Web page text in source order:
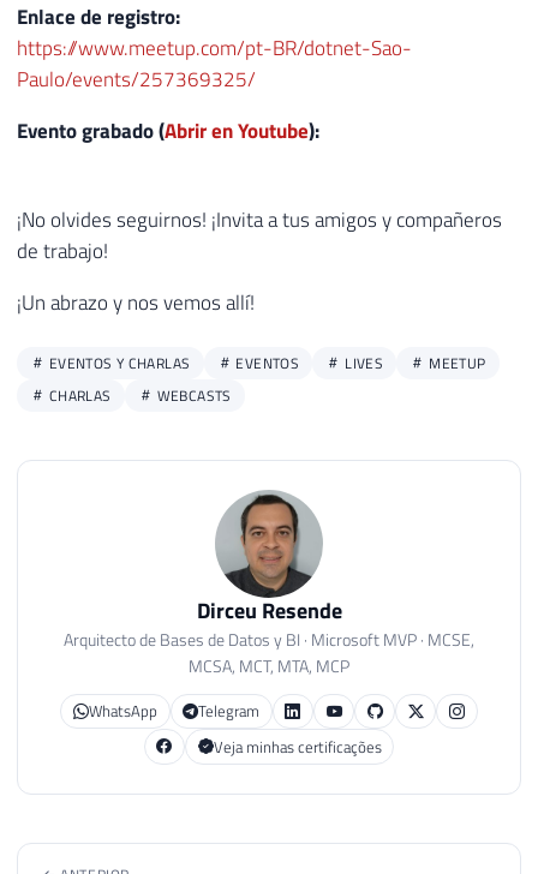
Enlace de registro:
https://www.meetup.com/pt-BR/dotnet-Sao-
Paulo/events/257369325/
Evento grabado (Abrir en Youtube):
¡No olvides seguirnos! ¡Invita a tus amigos y compañeros
de trabajo!
¡Un abrazo y nos vemos allí!
EVENTOS Y CHARLAS EVENTOS LIVES
MEETUP
CHARLAS
WEBCASTS
Dirceu Resende
Arquitecto de Bases de Datos y BI · Microsoft MVP · MCSE,
MCSA, MCT, MTA, MCP
WhatsApp
Telegram
Veja minhas certificações